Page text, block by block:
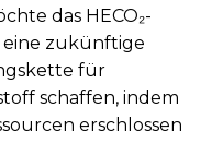
das HECO₂-
zukünftige
für
schaffen, indem
erschlossen